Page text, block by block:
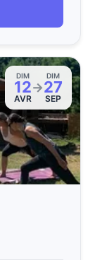
DIM
12
AVR
→
DIM
27
SEP